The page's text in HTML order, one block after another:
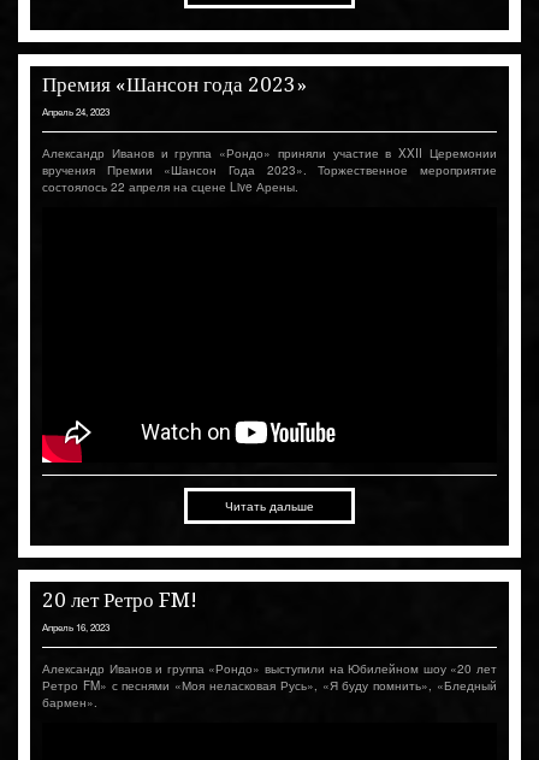
Премия «Шансон года 2023»
Апрель 24, 2023
Александр Иванов и группа «Рондо» приняли участие в XXII Церемонии
вручения Премии «Шансон Года 2023». Торжественное мероприятие
состоялось 22 апреля на сцене Live Арены.
Читать дальше
20 лет Ретро FM!
Апрель 16, 2023
Александр Иванов и группа «Рондо» выступили на Юбилейном шоу «20 лет
Ретро FM» с песнями «Моя неласковая Русь», «Я буду помнить», «Бледный
бармен».